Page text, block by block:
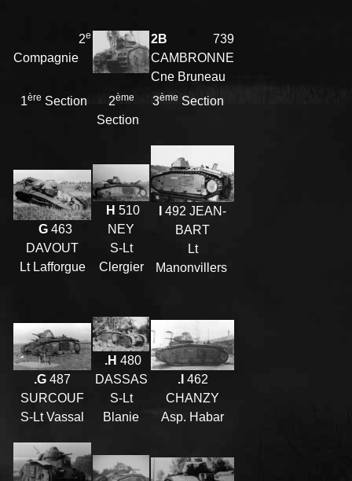
2e
Compagnie
2B 739
CAMBRONNE
Cne Bruneau
1ère Section 2ème
Section
3èmeSection
G 463
DAVOUT
Lt Lafforgue
H 510
NEY
S-Lt
Clergier
492 JEAN-
BART
Lt
Manonvillers
.G 487
SURCOUF
S-Lt Vassal
.H 480
DASSAS
S-Lt
Blanie
.I 462
CHANZY
Asp. Habar